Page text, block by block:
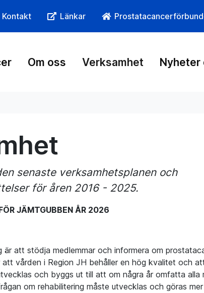
Kontakt Länkar
Om oss Verksamhet
senaste verksamhetsplanen och
för åren 2016 - 2025.
JÄMTGUBBEN ÅR 2026
är att stödja medlemmar och informera om
vården i Region JH behåller en hög kvalitet och
och byggs ut till att om några år omfatta alla
om rehabilitering måste utvecklas och göras